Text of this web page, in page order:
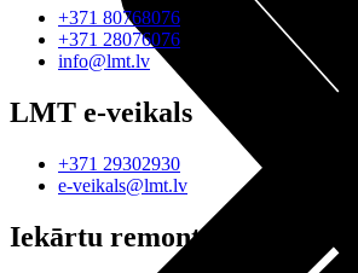
+371 80768076
+371 28076076
info@lmt.lv
LMT e-veikals
+371 29302930
e-veikals@lmt.lv
Iekārtu remonts